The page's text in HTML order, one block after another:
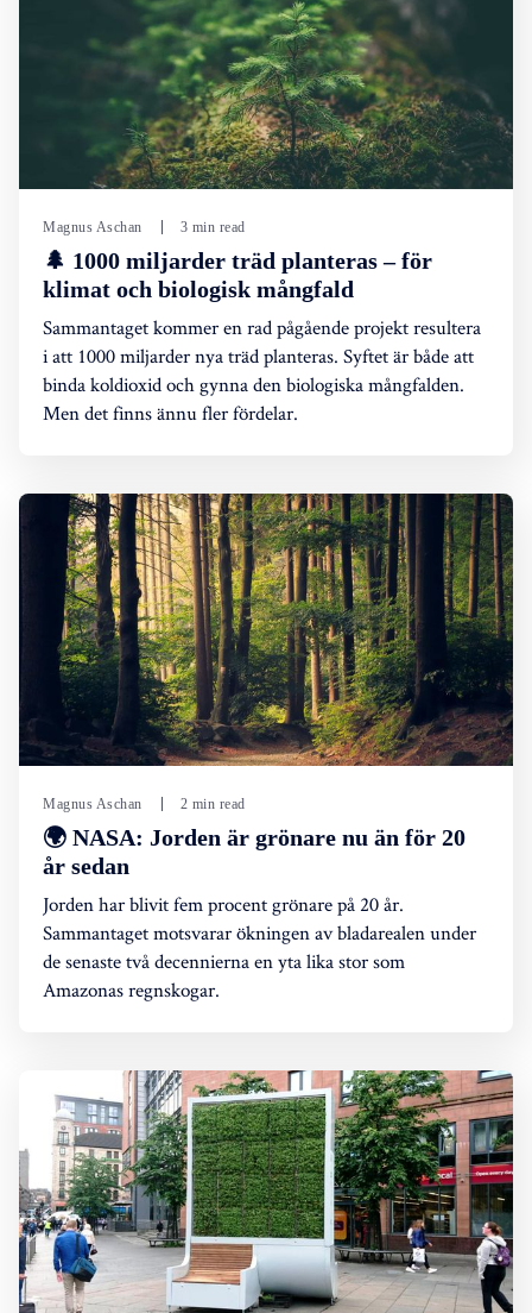
Magnus Aschan 3 min read
🌲 1000 miljarder träd planteras – för
klimat och biologisk mångfald
Sammantaget kommer en rad pågående projekt resultera
i att 1000 miljarder nya träd planteras. Syftet är både att
binda koldioxid och gynna den biologiska mångfalden.
Men det finns ännu fler fördelar.
Magnus Aschan 2 min read
🌍 NASA: Jorden är grönare nu än för 20
år sedan
Jorden har blivit fem procent grönare på 20 år.
Sammantaget motsvarar ökningen av bladarealen under
de senaste två decennierna en yta lika stor som
Amazonas regnskogar.